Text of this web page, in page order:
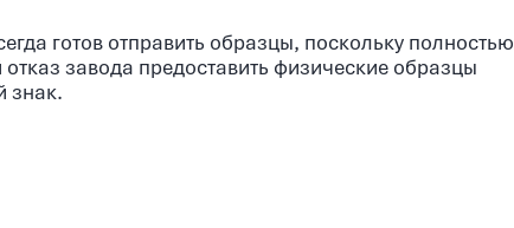
готов отправить образцы, поскольку полностью
завода предоставить физические образцы
знак.